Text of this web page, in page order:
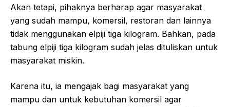
Akan tetapi, pihaknya berharap agar masyarakat
yang sudah mampu, komersil, restoran dan lainnya
tidak menggunakan elpiji tiga kilogram. Bahkan, pada
tabung elpiji tiga kilogram sudah jelas dituliskan untuk
masyarakat miskin.
Karena itu, ia mengajak bagi masyarakat yang
mampu dan untuk kebutuhan komersil agar